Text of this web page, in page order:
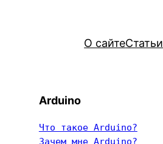
О сайтеСтатьи
Arduino
Что такое Arduino?
Зачем мне Arduino?